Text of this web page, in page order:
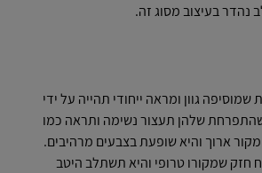
נהדר בעיצוב מסוג זה.
גוון ומראה ייחודי תהייה על ידי
שלהן תעצור נשימה ותראה כמו
ארוך והיא שופעת בצבעים מרהיבים.
חזק שמקורו טרופי והיא תשתלב היטב